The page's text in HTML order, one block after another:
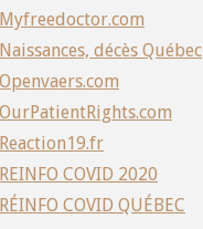
Myfreedoctor.com
Naissances, décès Québec
Openvaers.com
OurPatientRights.com
Reaction19.fr
REINFO COVID 2020
RÉINFO COVID QUÉBEC